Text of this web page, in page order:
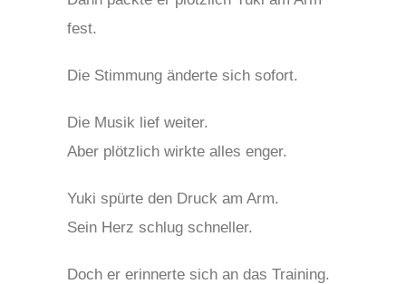
fest.
Die Stimmung änderte sich sofort.
Die Musik lief weiter.
Aber plötzlich wirkte alles enger.
Yuki spürte den Druck am Arm.
Sein Herz schlug schneller.
Doch er erinnerte sich an das Training.